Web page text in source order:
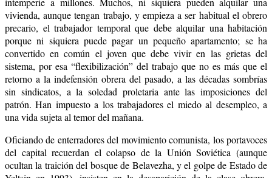
vivienda, aunque tengan trabajo, y empieza a ser habitual el obrero
precario, el trabajador temporal que debe alquilar una habitación
porque ni siquiera puede pagar un pequeño apartamento; se ha
convertido en común el joven que debe vivir en las grietas del
sistema, por esa “flexibilización” del trabajo que no es más que el
retorno a la indefensión obrera del pasado, a las décadas sombrías
sin sindicatos, a la soledad proletaria ante las imposiciones del
patrón. Han impuesto a los trabajadores el miedo al desempleo, a
una vida sujeta al temor del mañana.
Oficiando de enterradores del movimiento comunista, los portavoces
del capital recuerdan el colapso de la Unión Soviética (aunque
ocultan la traición del bosque de Belavezha, yel golpe de Estado de